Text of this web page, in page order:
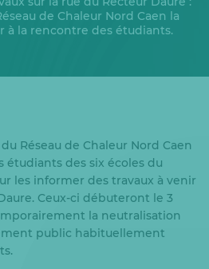
de Chaleur Nord Caen la
à la rencontre des étudiants.
Réseau de Chaleur Nord Caen
des six écoles du
les informer des travaux à venir
Ceux-ci débuteront le 3
la neutralisation
public habituellement